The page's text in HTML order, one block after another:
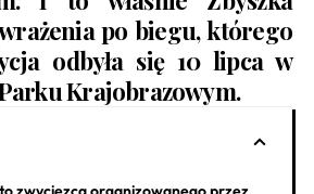
po biegu, którego
odbyła się 10 lipca w
Krajobrazowym.